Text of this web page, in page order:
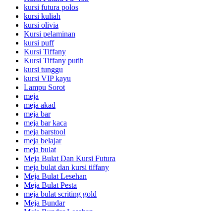
kursi futura polos
kursi kuliah
kursi olivia
Kursi pelaminan
kursi puff
Kursi Tiffany
Kursi Tiffany putih
kursi tunggu
kursi VIP kayu
Lampu Sorot
meja
meja akad
meja bar
meja bar kaca
meja barstool
meja belajar
meja bulat
Meja Bulat Dan Kursi Futura
meja bulat dan kursi tiffany
Meja Bulat Lesehan
Meja Bulat Pesta
meja bulat scriting gold
Meja Bundar